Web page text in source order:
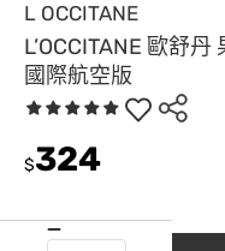
L OCCITANE
L’OCCITANE 歐舒
國際航空版
$324